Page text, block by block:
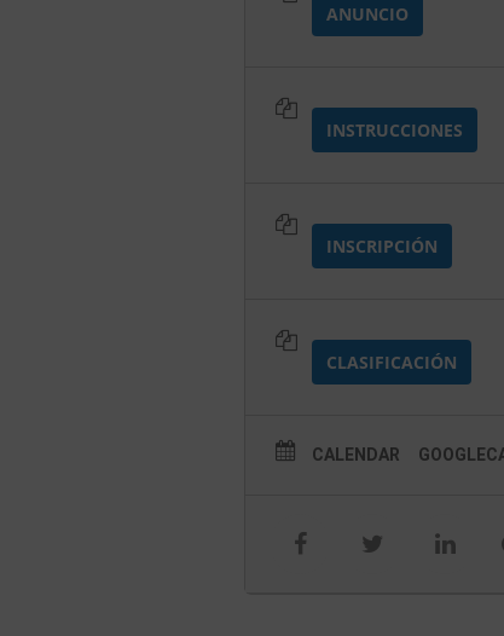
ANUNCIO
INSTRUCCIONES
INSCRIPCIÓN
CLASIFICACIÓN
CALENDAR